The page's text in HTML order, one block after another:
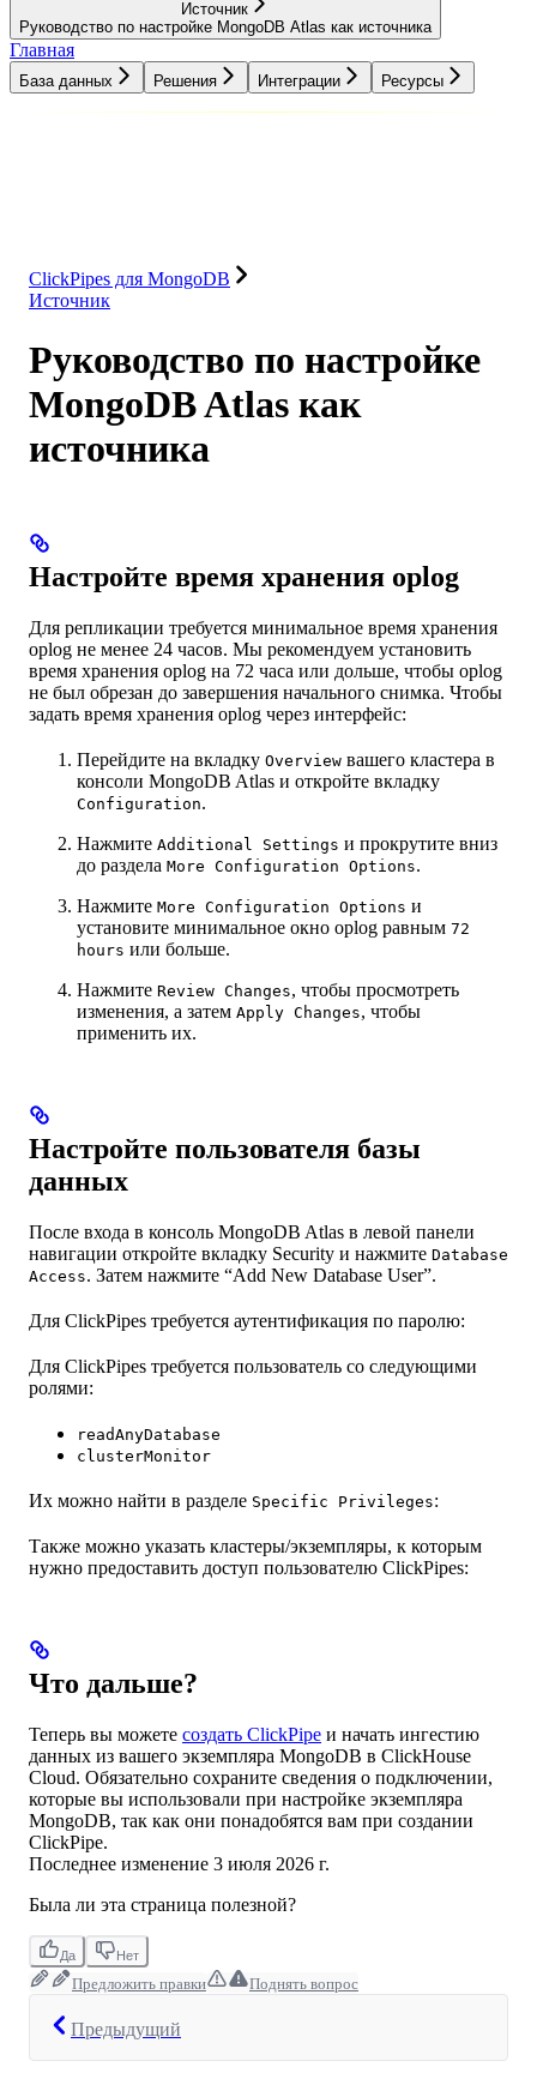
Источник
Руководство по настройке MongoDB Atlas как источника
Главная
База данных Решения Интеграции Ресурсы
ClickPipes для MongoDB
Источник
Руководство по настройке
MongoDB Atlas как
источника
Настройте время хранения oplog
Для репликации требуется минимальное время хранения
oplog не менее 24 часов. Мы рекомендуем установить
время хранения oplog на 72 часа или дольше, чтобы oplog
не был обрезан до завершения начального снимка. Чтобы
задать время хранения oplog через интерфейс:
Перейдите на вкладку Overview вашего кластера в
консоли MongoDB Atlas и откройте вкладку
Configuration.
Нажмите Additional Settings и прокрутите вниз
до раздела More Configuration Options.
Нажмите More Configuration Options и
установите минимальное окно oplog равным 72
hours или больше.
Нажмите Review Changes, чтобы просмотреть
изменения, а затем Apply Changes, чтобы
применить их.
Настройте пользователя базы
данных
После входа в консоль MongoDB Atlas в левой панели
навигации откройте вкладку Security и нажмите Database
Access. Затем нажмите “Add New Database User”.
Для ClickPipes требуется аутентификация по паролю:
Для ClickPipes требуется пользователь со следующими
ролями:
readAnyDatabase
clusterMonitor
Их можно найти в разделе Specific Privileges:
Также можно указать кластеры/экземпляры, к которым
нужно предоставить доступ пользователю ClickPipes:
Что дальше?
Теперь вы можете создать ClickPipe и начать ингестию
данных из вашего экземпляра MongoDB в ClickHouse
Cloud. Обязательно сохраните сведения о подключении,
которые вы использовали при настройке экземпляра
MongoDB, так как они понадобятся вам при создании
ClickPipe.
Последнее изменение 3 июля 2026 г.
Была ли эта страница полезной?
Да Нет
Предложить правки Поднять вопрос
Предыдущий